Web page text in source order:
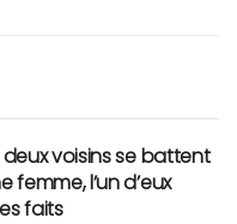
deux voisins se battent
femme, l’un d’eux
faits